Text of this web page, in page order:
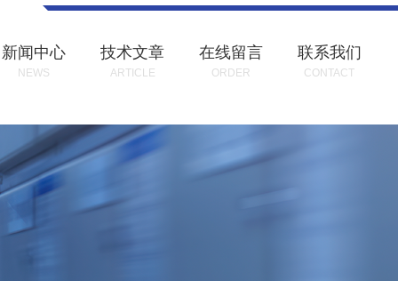
新闻中心
NEWS
技术文章
ARTICLE
在线留言
ORDER
联系我们
CONTACT